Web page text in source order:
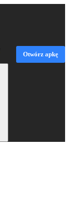
Otwórz apkę